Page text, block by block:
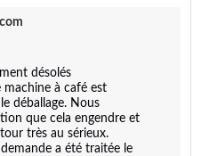
désolés
à café est
déballage. Nous
que cela engendre et
très au sérieux.
a été traitée le